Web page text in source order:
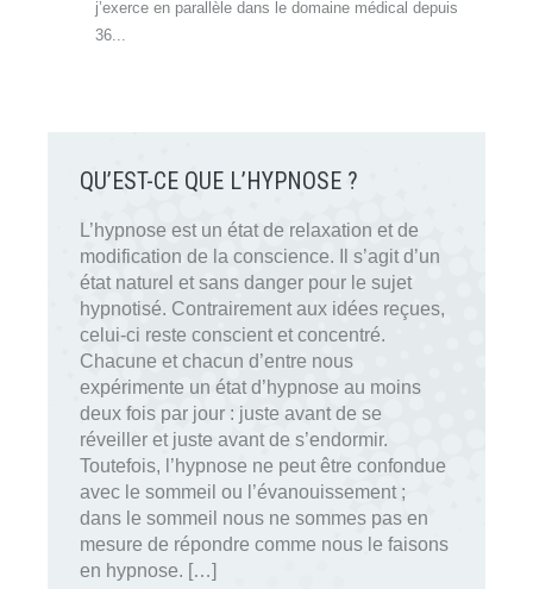
j’exerce en parallèle dans le domaine médical depuis
36...
QU’EST-CE QUE L’HYPNOSE ?
L’hypnose est un état de relaxation et de
modification de la conscience. Il s’agit d’un
état naturel et sans danger pour le sujet
hypnotisé. Contrairement aux idées reçues,
celui-ci reste conscient et concentré.
Chacune et chacun d’entre nous
expérimente un état d’hypnose au moins
deux fois par jour : juste avant de se
réveiller et juste avant de s’endormir.
Toutefois, l’hypnose ne peut être confondue
avec le sommeil ou l’évanouissement ;
dans le sommeil nous ne sommes pas en
mesure de répondre comme nous le faisons
en hypnose. […]